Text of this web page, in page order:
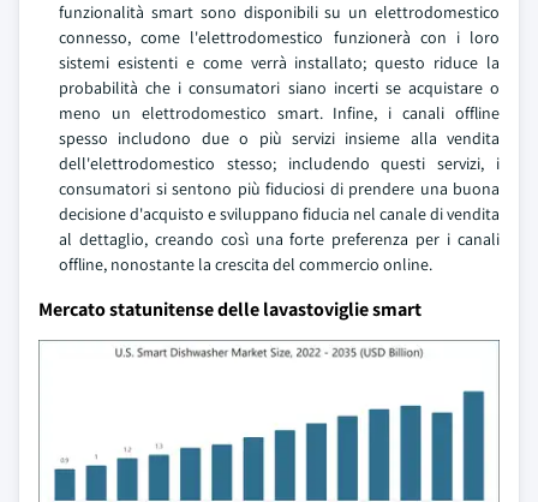
funzionalità smart sono disponibili su un elettrodomestico
connesso, come l'elettrodomestico funzionerà con i loro
sistemi esistenti e come verrà installato; questo riduce la
probabilità che i consumatori siano incerti se acquistare o
meno un elettrodomestico smart. Infine, i canali offline
spesso includono due o più servizi insieme alla vendita
dell'elettrodomestico stesso; includendo questi servizi, i
consumatori si sentono più fiduciosi di prendere una buona
decisione d'acquisto e sviluppano fiducia nel canale di vendita
al dettaglio, creando così una forte preferenza per i canali
offline, nonostante la crescita del commercio online.
Mercato statunitense delle lavastoviglie smart